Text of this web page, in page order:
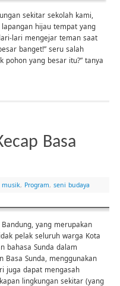
sekitar sekolah kami,
hijau tempat yang
lari mengejar teman saat
banget!” seru salah
pohon yang besar itu?” tanya
Basa
musik, Program, seni budaya
yang merupakan
pelak seluruh warga Kota
bahasa Sunda dalam
Basa Sunda, menggunakan
juga dapat mengasah
lingkungan sekitar (yang